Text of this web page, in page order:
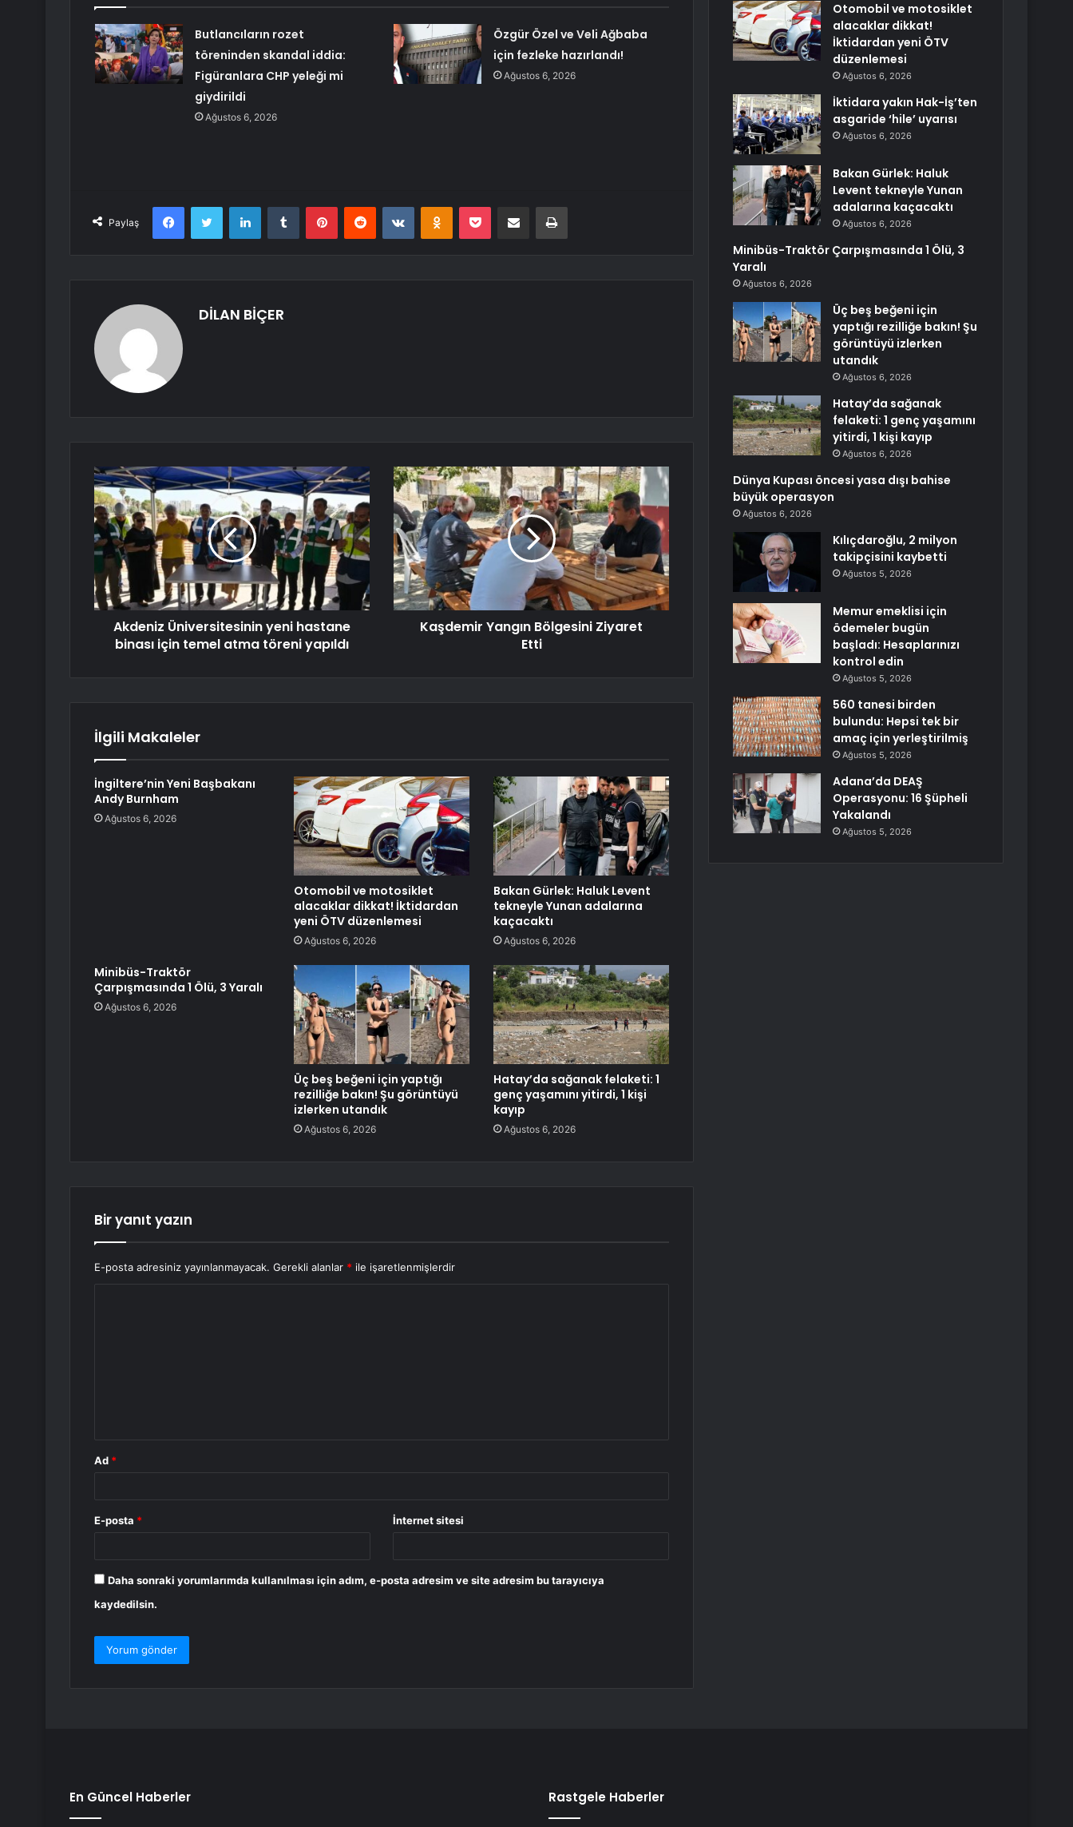
Butlancıların rozet
töreninden skandal iddia:
Figüranlara CHP yeleği mi
giydirildi
Ağustos 6, 2026
Özgür Özel ve Veli Ağbaba
için fezleke hazırlandı!
Ağustos 6, 2026
Paylaş
FacebookTwitter LinkedInTumblr PinterestReddit VKontakteOdnoklassniki
Pocket E-Posta ile paylaş Yazdır
DİLAN BİÇER
Akdeniz Üniversitesinin yeni hastane
binası için temel atma töreni yapıldı
Kaşdemir Yangın Bölgesini Ziyaret
Etti
İlgili Makaleler
İngiltere’nin Yeni Başbakanı
Andy Burnham
Ağustos 6, 2026
Otomobil ve motosiklet
alacaklar dikkat! İktidardan
yeni ÖTV düzenlemesi
Ağustos 6, 2026
Bakan Gürlek: Haluk Levent
tekneyle Yunan adalarına
kaçacaktı
Ağustos 6, 2026
Minibüs-Traktör
Çarpışmasında 1 Ölü, 3 Yaralı
Ağustos 6, 2026
Üç beş beğeni için yaptığı
rezilliğe bakın! Şu görüntüyü
izlerken utandık
Ağustos 6, 2026
Hatay’da sağanak felaketi: 1
genç yaşamını yitirdi, 1 kişi
kayıp
Ağustos 6, 2026
Bir yanıt yazın
E-posta adresiniz yayınlanmayacak. Gerekli alanlar * ile işaretlenmişlerdir
Ad *
E-posta * İnternet sitesi
Daha sonraki yorumlarımda kullanılması için adım, e-posta adresim ve site adresim bu tarayıcıya
kaydedilsin.
Otomobil ve motosiklet
alacaklar dikkat!
İktidardan yeni ÖTV
düzenlemesi
Ağustos 6, 2026
İktidara yakın Hak-İş’ten
asgaride ‘hile’ uyarısı
Ağustos 6, 2026
Bakan Gürlek: Haluk
Levent tekneyle Yunan
adalarına kaçacaktı
Ağustos 6, 2026
Minibüs-Traktör Çarpışmasında 1 Ölü, 3
Yaralı
Ağustos 6, 2026
Üç beş beğeni için
yaptığı rezilliğe bakın! Şu
görüntüyü izlerken
utandık
Ağustos 6, 2026
Hatay’da sağanak
felaketi: 1 genç yaşamını
yitirdi, 1 kişi kayıp
Ağustos 6, 2026
Dünya Kupası öncesi yasa dışı bahise
büyük operasyon
Ağustos 6, 2026
Kılıçdaroğlu, 2 milyon
takipçisini kaybetti
Ağustos 5, 2026
Memur emeklisi için
ödemeler bugün
başladı: Hesaplarınızı
kontrol edin
Ağustos 5, 2026
560 tanesi birden
bulundu: Hepsi tek bir
amaç için yerleştirilmiş
Ağustos 5, 2026
Adana’da DEAŞ
Operasyonu: 16 Şüpheli
Yakalandı
Ağustos 5, 2026
En Güncel Haberler Rastgele Haberler